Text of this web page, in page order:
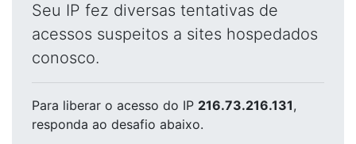
Seu IP fez diversas tentativas de
acessos suspeitos a sites hospedados
conosco.
Para liberar o acesso do IP 216.73.216.131,
responda ao desafio abaixo.